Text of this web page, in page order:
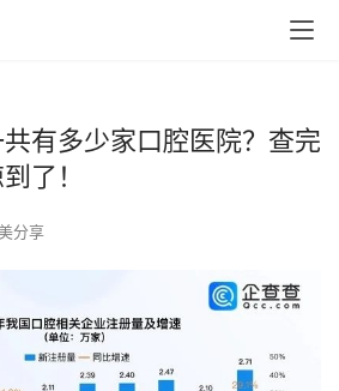
有多少家口腔医院？查完
了！
分享